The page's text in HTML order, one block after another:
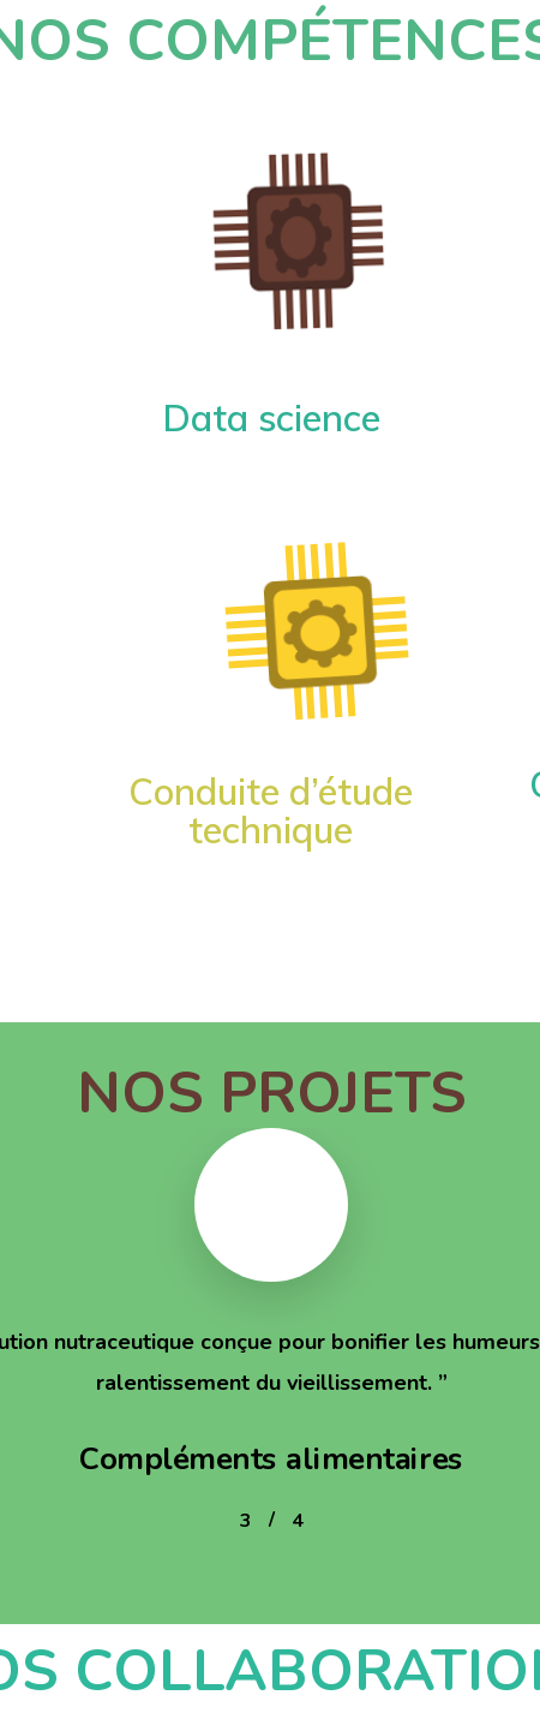
Data science
Conduite d’étude
technique
NOS PROJETS
nutraceutique conçue pour bonifier les
ralentissement du vieillissement. ”
Compléments alimentaires
3 4
/ 4